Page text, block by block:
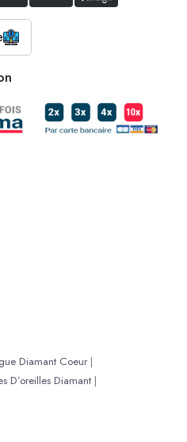
Diamant Coeur|
D’oreilles Diamant |